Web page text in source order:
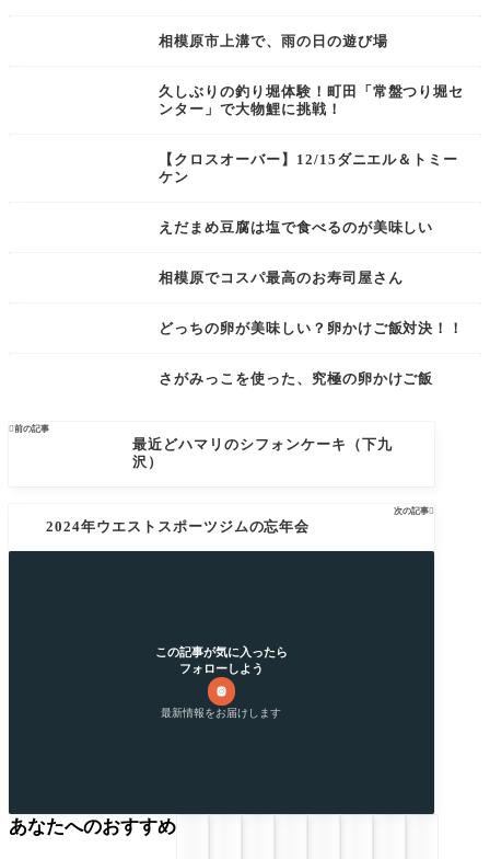
相模原市上溝で、雨の日の遊び場
久しぶりの釣り堀体験！町田「常盤つり堀セ
ンター」で大物鯉に挑戦！
【クロスオーバー】12/15ダニエル＆トミー
ケン
えだまめ豆腐は塩で食べるのが美味しい
相模原でコスパ最高のお寿司屋さん
どっちの卵が美味しい？卵かけご飯対決！！
さがみっこを使った、究極の卵かけご飯
前の記事
最近どハマリのシフォンケーキ（下九
沢）
次の記事
2024年ウエストスポーツジムの忘年会
この記事が気に入ったら
フォローしよう
最新情報をお届けします
あなたへのおすすめ